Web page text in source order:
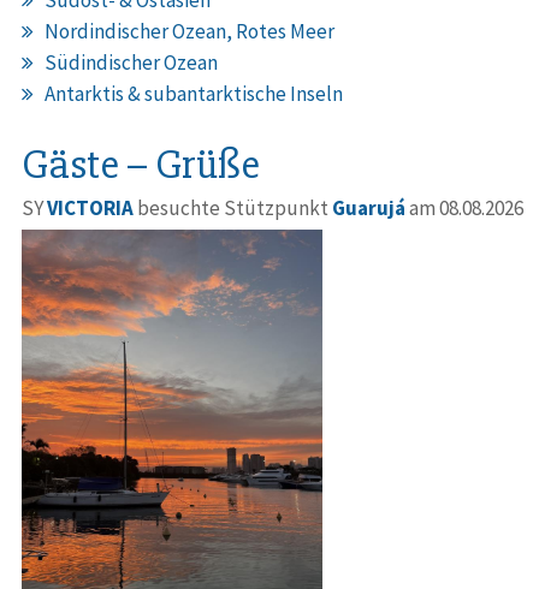
Nordindischer Ozean, Rotes Meer
Südindischer Ozean
Antarktis & subantarktische Inseln
Gäste – Grüße
SYVICTORIAbesuchte Stützpunkt Guarujáam 08.08.2026